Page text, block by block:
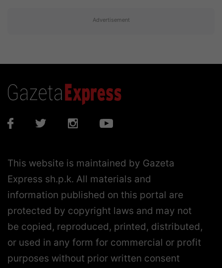
Advertisement
This website is maintained by Gazeta
Express sh.p.k. All materials and
information published on this portal are
protected by copyright laws and may not
be copied, reproduced, printed, distributed,
or used in any form for commercial or profit
purposes without prior written consent